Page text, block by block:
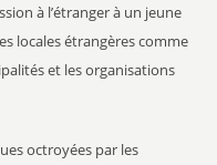
à l’étranger à un jeune
locales étrangères comme
et les organisations
octroyées par les